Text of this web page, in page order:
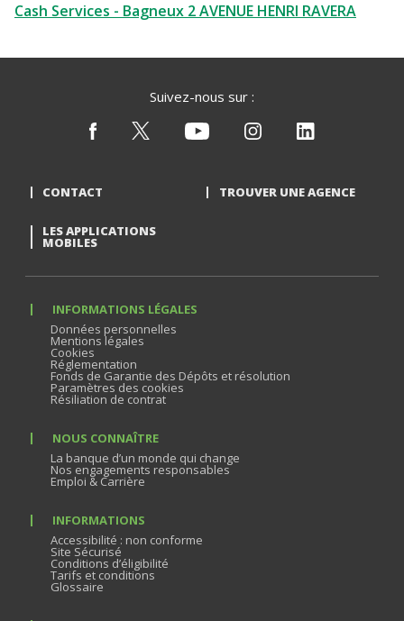
Cash Services - Bagneux 2 AVENUE HENRI RAVERA
Suivez-nous sur :
CONTACT TROUVER UNE AGENCE
LES APPLICATIONS
MOBILES
INFORMATIONS LÉGALES
Données personnelles
Mentions légales
Cookies
Réglementation
Fonds de Garantie des Dépôts et résolution
Paramètres des cookies
Résiliation de contrat
NOUS CONNAÎTRE
La banque d’un monde qui change
Nos engagements responsables
Emploi & Carrière
INFORMATIONS
Accessibilité : non conforme
Site Sécurisé
Conditions d’éligibilité
Tarifs et conditions
Glossaire